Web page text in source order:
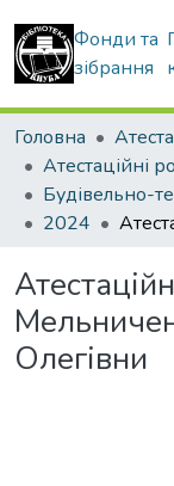
Фонди та
зібрання
Головна
2024
Олегівни